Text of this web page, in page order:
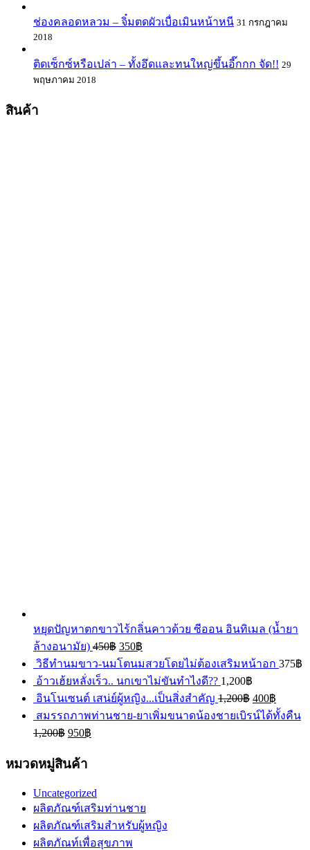
ช่องคลอดหลวม – จิ๋มตดผัวเบื่อเมินหน้าหนี 31 กรกฎาคม
2018
ติดเซ็กซ์หรือเปล่า – ทั้งอึดและทนใหญ่ขึ้นอี๊กกก จัด!! 29
พฤษภาคม 2018
สินค้า
หยุดปัญหาตกขาวไร้กลิ่นคาวด้วย ซีออน อินทิเมล (น้ำยา
ล้างอนามัย) 450฿ 350฿
วิธีทำนมขาว-นมโตนมสวยโดยไม่ต้องเสริมหน้าอก 375฿
อ้าวเฮ้ยหลั่งเร็ว.. นกเขาไม่ขันทำไงดี?? 1,200฿
อินโนเซนต์ เสน่ย์ผู้หญิง...เป็นสิ่งสำคัญ 1,200฿ 400฿
สมรรถภาพท่านชาย-ยาเพิ่มขนาดน้องชายเบิรน์ได้ทั้งคืน
1,200฿ 950฿
หมวดหมู่สินค้า
Uncategorized
ผลิตภัณฑ์เสริมท่านชาย
ผลิตภัณฑ์เสริมสำหรับผู้หญิง
ผลิตภัณท์เพื่อสุขภาพ